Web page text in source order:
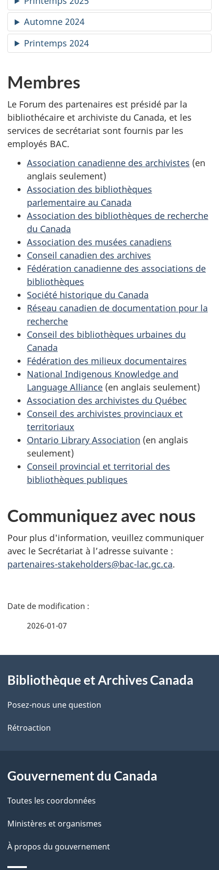
Automne 2024
Printemps 2024
Membres
Le Forum des partenaires est présidé par la
bibliothécaire et archiviste du Canada, et les
services de secrétariat sont fournis par les
employés BAC.
Association canadienne des archivistes (en
anglais seulement)
Association des bibliothèques
parlementaire au Canada
Association des bibliothèques de recherche
du Canada
Association des musées canadiens
Conseil canadien des archives
Fédération canadienne des associations de
bibliothèques
Société historique du Canada
Réseau canadien de documentation pour la
recherche
Conseil des bibliothèques urbaines du
Canada
Fédération des milieux documentaires
National Indigenous Knowledge and
Language Alliance (en anglais seulement)
Association des archivistes du Québec
Conseil des archivistes provinciaux et
territoriaux
Ontario Library Association (en anglais
seulement)
Conseil provincial et territorial des
bibliothèques publiques
Communiquez avec nous
Pour plus d'information, veuillez communiquer
avec le Secrétariat à l’adresse suivante :
partenaires-stakeholders@bac-lac.gc.ca.
D
i
l
s
e
a
2026-01-07
propos
de
ce
Bibliothèque et Archives Canada
Posez-nous une question
Rétroaction
Gouvernement du Canada
Toutes les coordonnées
Ministères et organismes
À propos du gouvernement